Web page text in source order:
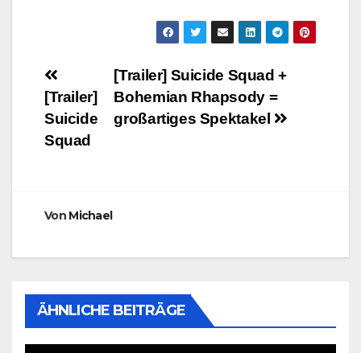
Beitragsnavigation
[Trailer] Suicide Squad +
Bohemian Rhapsody =
großartiges Spektakel
[Trailer]
Suicide
Squad
Von Michael
ÄHNLICHE BEITRÄGE